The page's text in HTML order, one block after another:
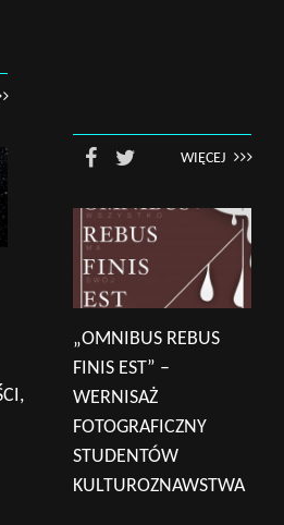
WIĘCEJ
„OMNIBUS REBUS
FINIS EST” –
WERNISAŻ
FOTOGRAFICZNY
STUDENTÓW
KULTUROZNAWSTWA